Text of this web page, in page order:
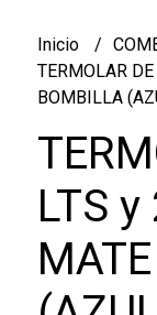
Inicio
TERMOLAR
BOMBILLA
LTS y